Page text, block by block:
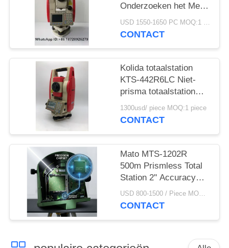
Onderzoeken het Merk
goedkope Totale Post
KTS442R10
USD 1550-1650 PC MOQ:1 pc
CONTACT
Kolida totaalstation
KTS-442R6LC Niet-
prisma totaalstation
600M
1300usd/ piece MOQ:1 piece
CONTACT
Mato MTS-1202R
500m Prismless Total
Station 2'' Accuracy
Dual Axis LCD
Surveying Instrument
USD 800-1500 / Piece MOQ:1 stuk
CONTACT